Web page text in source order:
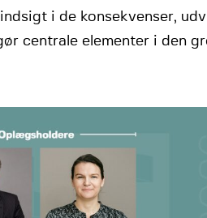
i de konsekvenser,
centrale elementer i den